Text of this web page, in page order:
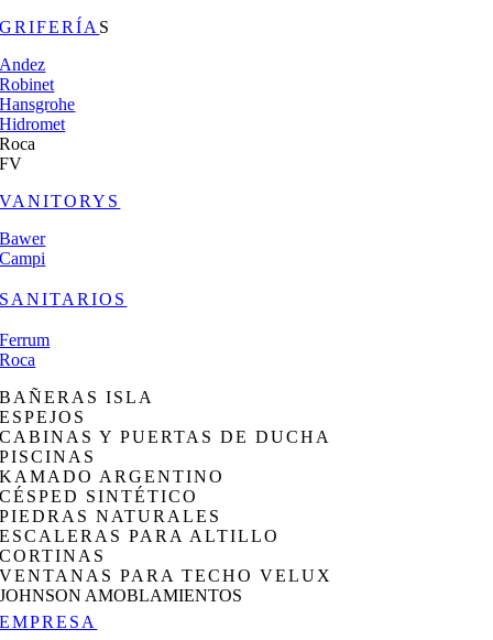
GRIFERÍA S
Andez
Robinet
Hansgrohe
Hidromet
Roca
FV
VANITORYS
Bawer
Campi
SANITARIOS
Ferrum
Roca
BAÑERAS ISLA
ESPEJOS
CABINAS Y PUERTAS DE DUCHA
PISCINAS
KAMADO ARGENTINO
CÉSPED SINTÉTICO
PIEDRAS NATURALES
ESCALERAS PARA ALTILLO
CORTINAS
VENTANAS PARA TECHO VELUX
JOHNSON AMOBLAMIENTOS
EMPRESA